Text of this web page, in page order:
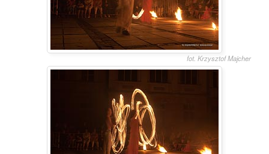
fot. Krzysztof Majcher